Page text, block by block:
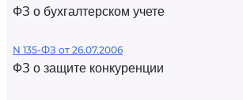
ФЗ о бухгалтерском учете
N 135-ФЗ от 26.07.2006
ФЗ о защите конкуренции